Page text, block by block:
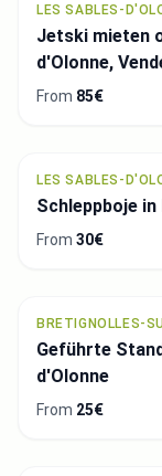
LES SABLES-
Jetski mieten
d'Olonne,
From 85€
LES SABLES-
Schleppboje in
From 30€
BRETIGNOLLES-
Geführte
d'Olonne
From 25€